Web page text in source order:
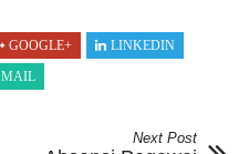
GOOGLE+
LINKEDIN
MAIL
Next Post